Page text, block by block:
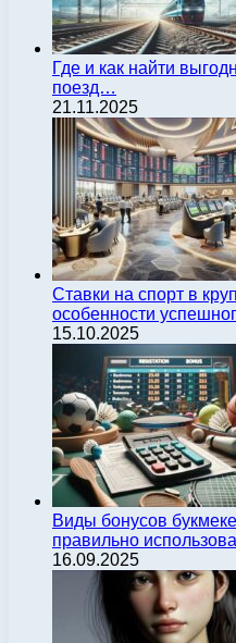
Где и как найти
поезд…
21.11.2025
Ставки на спорт в
особенности
15.10.2025
Виды бонусов
правильно
16.09.2025